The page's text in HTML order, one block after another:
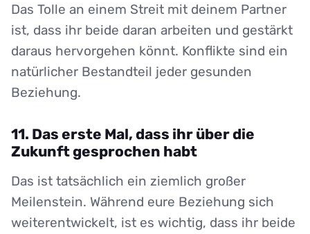
Das Tolle an einem Streit mit deinem Partner
ist, dass ihr beide daran arbeiten und gestärkt
daraus hervorgehen könnt. Konflikte sind ein
natürlicher Bestandteil jeder gesunden
Beziehung.
11. Das erste Mal, dass ihr über die
Zukunft gesprochen habt
Das ist tatsächlich ein ziemlich großer
Meilenstein. Während eure Beziehung sich
weiterentwickelt, ist es wichtig, dass ihr beide